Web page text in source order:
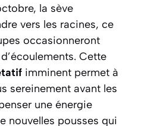
la sève
vers les racines, ce
occasionneront
Cette
imminent permet à
sereinement avant les
une énergie
nouvelles pousses qui